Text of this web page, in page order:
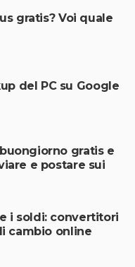
gratis? Voi quale
del PC su Google
gratis e
e postare sui
i soldi: convertitori
cambio online